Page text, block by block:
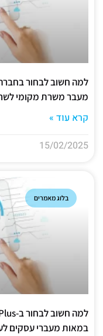
למה חשוב לבחור בחברה
מעבר משרת מקומי לשרת
קרא עוד »
15/02/2025
בלוג מאמרים
במאות מעברי עסקים לענן!